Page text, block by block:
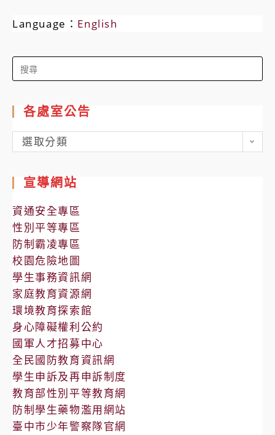
Language： English
Search
for:
各處室公告
各
處
公
告
選取分類
宣導網站
資通安全專區
性別平等專區
防制霸凌專區
校園危險地圖
學生事務資訊網
家庭教育資源網
環境教育探索館
身心障礙權利公約
國軍人才招募中心
全民國防教育資訊網
學生申訴及再申訴制度
教育部性別平等教育網
防制學生藥物濫用網站
臺中市少年警察隊官網